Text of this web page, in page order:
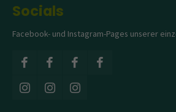
Socials
Facebook- und Instagram-Pages unserer